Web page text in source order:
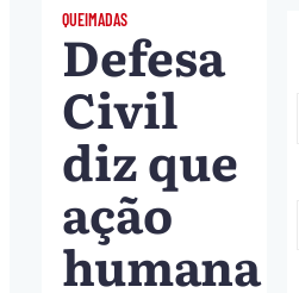
QUEIMADAS
Defesa
Civil
diz que
ação
humana